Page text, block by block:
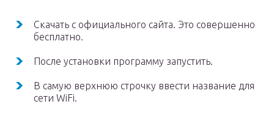
Скачать с официального сайта. Это совершенно
бесплатно.
После установки программу запустить.
В самую верхнюю строчку ввести название для
сети WiFi.